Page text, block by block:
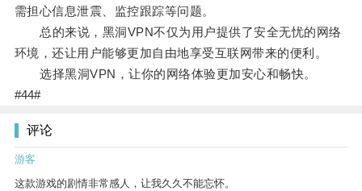
需担心信息泄震、监控跟踪等问题。
总的来说，黑洞VPN不仅为用户提供了安全无忧的网络
环境，还让用户能够更加自由地享受互联网带来的便利。
选择黑洞VPN，让你的网络体验更加安心和畅快。
#44#
评论
游客
这款游戏的剧情非常感人，让我久久不能忘怀。